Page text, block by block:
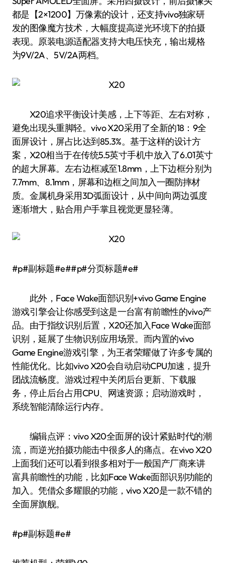
都是【2×1200】万像素的设计，还支持vivo独家研
发的图像魔方技术，大幅度提高逆光环境下的拍摄
表现。原装电源适配器支持大电压快充，输出规格
为9V/2A、5V/2A两档。
X20追求平衡设计美感，上下等距、左右对称，
避免出现头重脚轻。vivo X20采用了全新的18：9全
面屏设计，屏占比达到85.3%。基于这样的设计方
案，X20相当于在传统5.5英寸手机中放入了6.01英寸
的超大屏幕。左右边框减至1.8mm，上下边框分别为
7.7mm、8.1mm，屏幕和边框之间加入一圈防摔材
质。金属机身采用3D弧面设计，从中间向两边弧度
逐渐增大，贴合用户手掌且视觉更显轻薄。
#p#副标题#e##p#分页标题#e#
此外，Face Wake面部识别+vivo Game Engine
游戏引擎会让你感受到这是一台富有前瞻性的vivo产
品。由于指纹识别后置，X20还加入Face Wake面部
识别，延展了生物识别应用场景。而内置的vivo
Game Engine游戏引擎，为王者荣耀做了许多专属的
性能优化。比如vivo X20会自动启动CPU加速，提升
团战流畅度。游戏过程中关闭后台更新、下载服
务，停止后台占用CPU、网速资源；启动游戏时，
系统智能清除运行内存。
编辑点评：vivo X20全面屏的设计紧贴时代的潮
流，而逆光拍摄功能击中很多人的痛点。在vivo X20
上面我们还可以看到很多相对于一般国产厂商来讲
富具前瞻性的功能，比如Face Wake面部识别功能的
加入。凭借众多耀眼的功能，vivo X20是一款不错的
全面屏旗舰。
#p#副标题#e#